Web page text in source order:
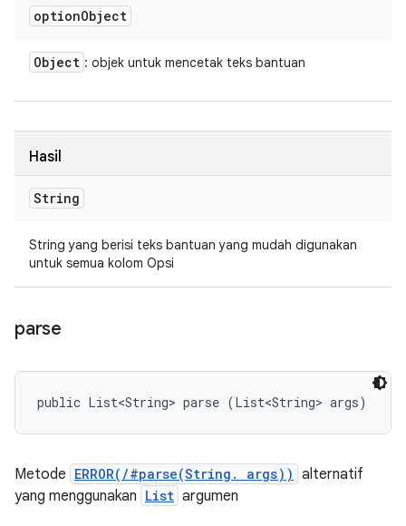
optionObject
Object : objek untuk mencetak teks bantuan
Hasil
String
String yang berisi teks bantuan yang mudah digunakan
untuk semua kolom Opsi
parse
public List<String> parse (List<String> args)
Metode ERROR(/#parse(String. args)) alternatif
yang menggunakan List argumen